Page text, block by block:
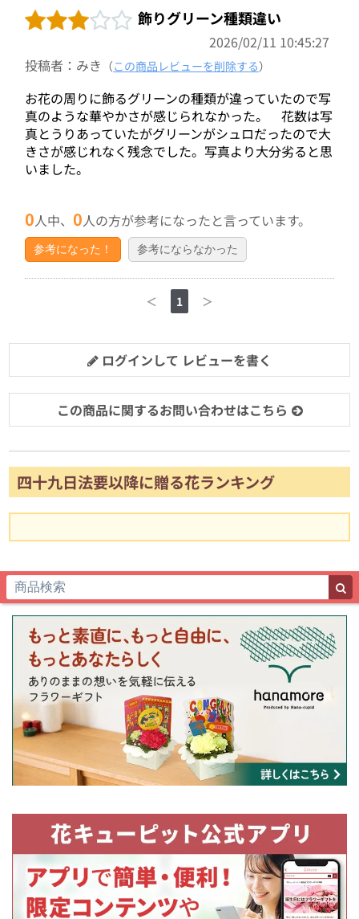
飾りグリーン種類違い
2026/02/11 10:45:27
投稿者：みき （この商品レビューを削除する）
お花の周りに飾るグリーンの種類が違っていたので写
真のような華やかさが感じられなかった。 花数は写
真とうりあっていたがグリーンがシュロだったので大
きさが感じれなく残念でした。写真より大分劣ると思
いました。
0人中、0人の方が参考になったと言っています。
参考になった！ 参考にならなかった
＜ 1 ＞
ログインして レビューを書く
この商品に関するお問い合わせはこちら
四十九日法要以降に贈る花ランキング